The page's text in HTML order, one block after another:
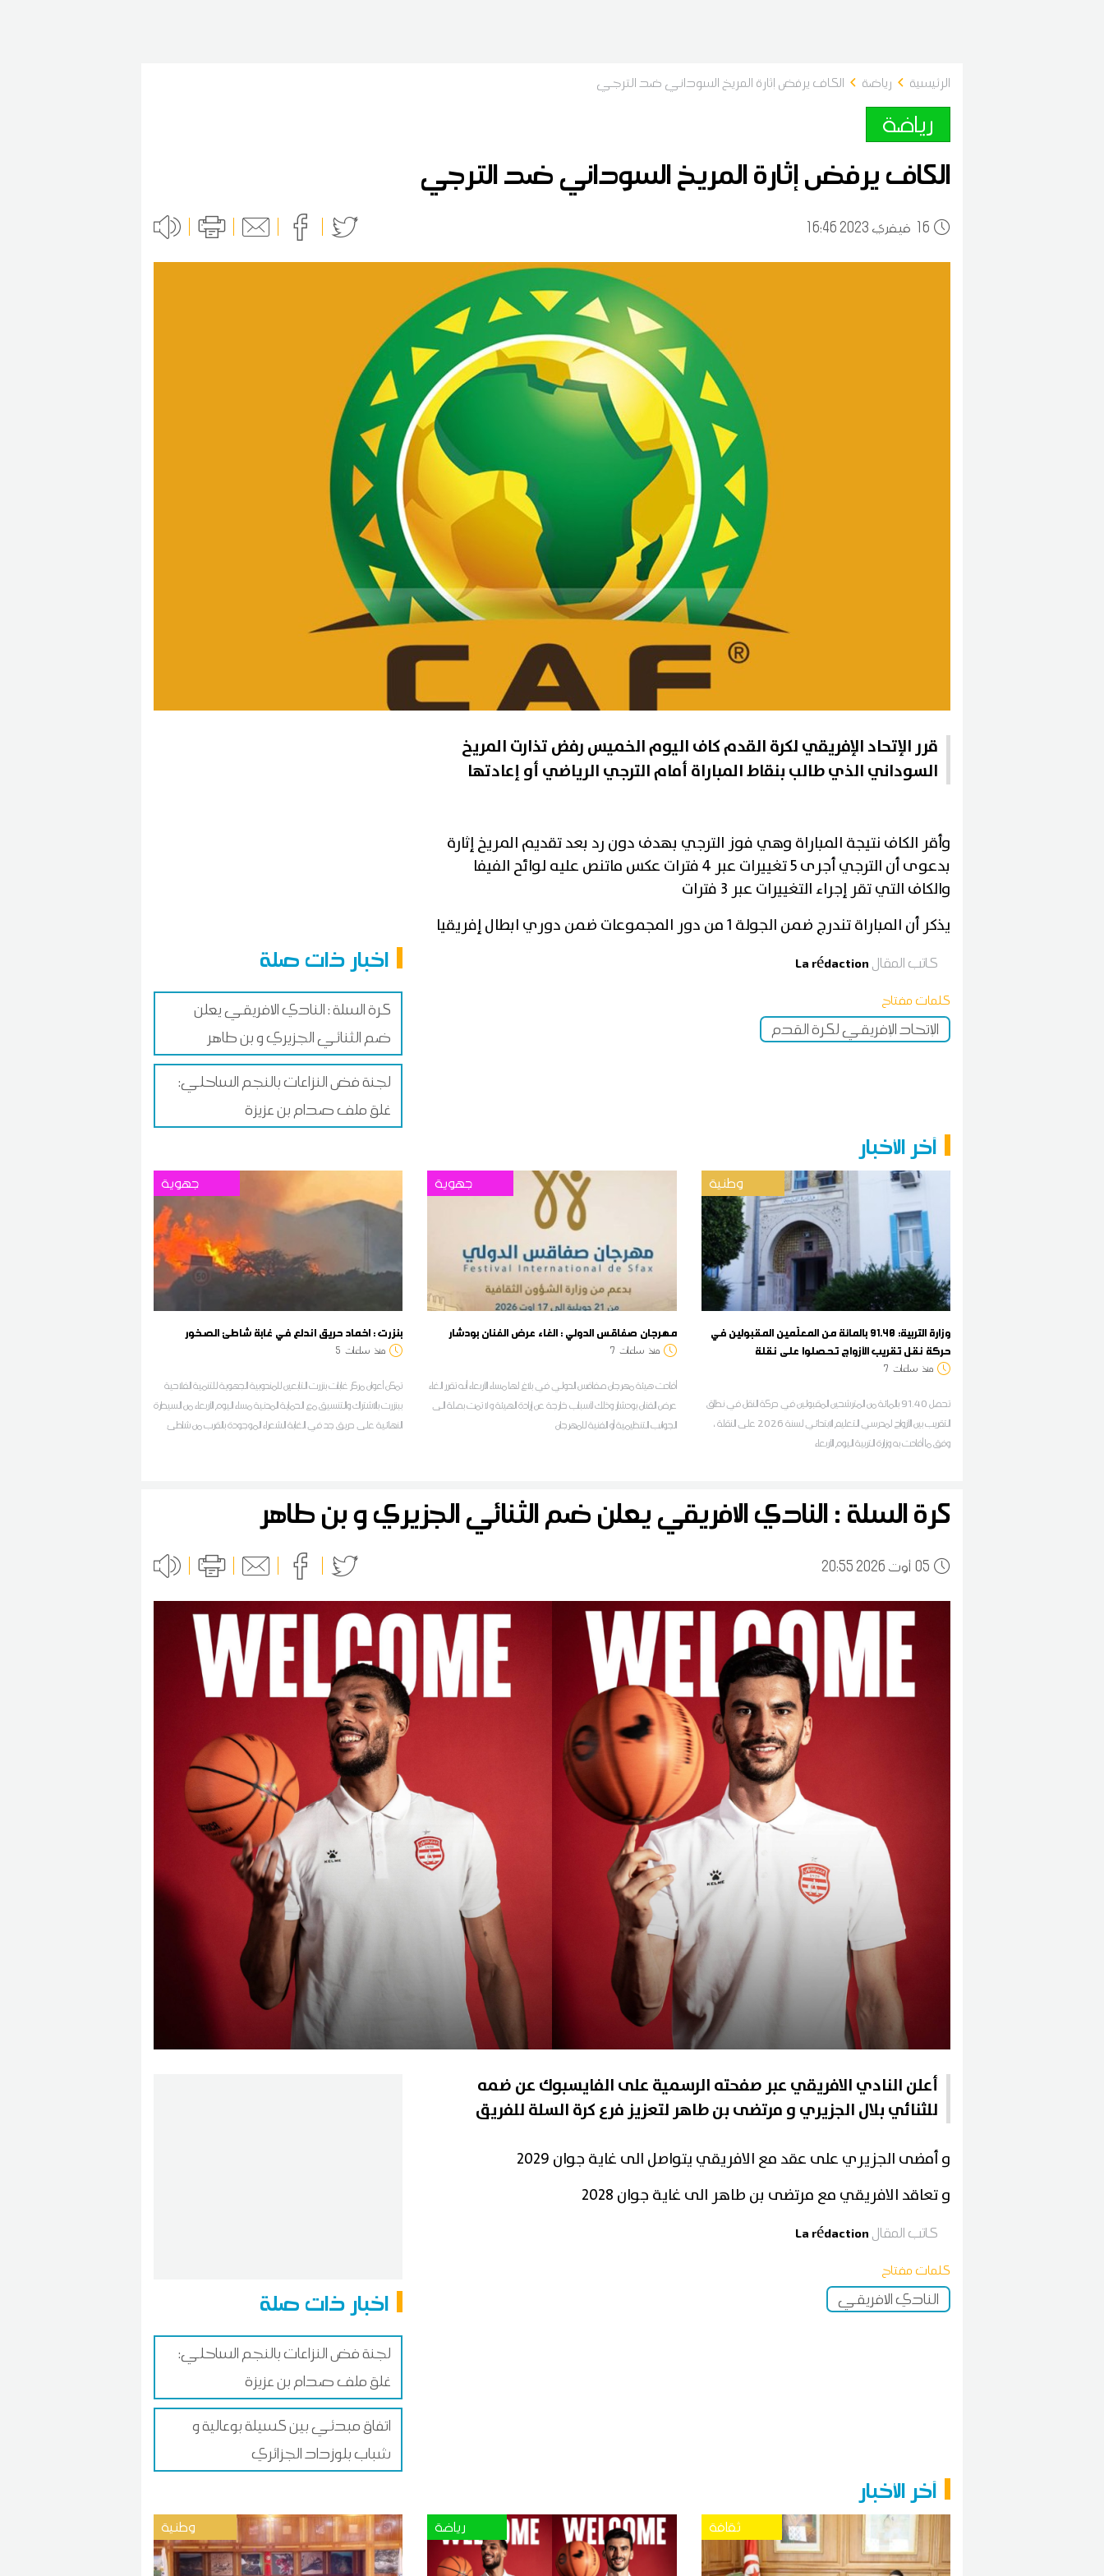
الرئيسية رياضة الكاف يرفض إثارة المريخ السوداني ضد الترجي
رياضة
الكاف يرفض إثارة المريخ السوداني ضد الترجي
16 16:46 2023 فيفري
اخبار ذات صلة
كرة السلة : النادي الافريقي يعلن
ضم الثنائي الجزيري و بن طاهر
لجنة فض النزاعات بالنجم الساحلي:
غلق ملف صدام بن عزيزة
قرر الإتحاد الإفريقي لكرة القدم كاف اليوم الخميس رفض تذارت المريخ
السوداني الذي طالب بنقاط المباراة أمام الترجي الرياضي أو إعادتها
وأقر الكاف نتيجة المباراة وهي فوز الترجي بهدف دون رد بعد تقديم المريخ إثارة
بدعوى أن الترجي أجرى 5 تغييرات عبر 4 فترات عكس ماتنص عليه لوائح الفيفا
والكاف التي تقر إجراء التغييرات عبر 3 فترات
يذكر أن المباراة تندرج ضمن الجولة 1 من دور المجموعات ضمن دوري ابطال إفريقيا
كاتب المقال La rédaction
كلمات مفتاح
الإتحاد الإفريقي لكرة القدم
آخر الأخبار
جهوية
بنزرت : اخماد حريق اندلع في غابة شاطئ الصخور
منذ ساعات 5
تمكن أعوان مركز غابات بنزرت التابعين للمندوبية الجهوية للتنمية الفلاحية
ببنزرت بالاشتراك والتنسيق مع الحماية المدنية مساء اليوم الأربعاء من السيطرة
النهائية على حريق جد في الغابة الشعراء الموجودة بالقرب من شاطئ
جهوية
مهرجان صفاقس الدولي : الغاء عرض الفنان بودشار
منذ ساعات 7
أفادت هيئة مهرجان صفاقس الدولي في بلاغ لها مساء الأربعاء أنه تقرر الغاء
عرض الفنان بودشار وذلك لأسباب خارجة عن إرادة الهيئة و لا تمت بصلة الى
الجوانب التنظيمية أو الفنية للمهرجان
وطنية
وزارة التربية: 91.40 بالمائة من المعلّمين المقبولين في
حركة نقل تقريب الأزواج تحصلوا على نقلة
منذ ساعات 7
تحصل 91.40 بالمائة من المترشحين المقبولين في حركة النقل في نطاق
التقريب بين الأزواج لمدرسي التعليم الابتدائي لسنة 2026 على النقلة ،
وفق ما أفادت به وزارة التربية اليوم الأربعاء
كرة السلة : النادي الافريقي يعلن ضم الثنائي الجزيري و بن طاهر
0520:55 2026 أوت
اخبار ذات صلة
لجنة فض النزاعات بالنجم الساحلي:
غلق ملف صدام بن عزيزة
اتفاق مبدئي بين كسيلة بوعالية و
شباب بلوزداد الجزائري
أعلن النادي الافريقي عبر صفحته الرسمية على الفايسبوك عن ضمه
للثنائي بلال الجزيري و مرتضى بن طاهر لتعزيز فرع كرة السلة للفريق
و أمضى الجزيري على عقد مع الافريقي يتواصل الى غاية جوان 2029
و تعاقد الافريقي مع مرتضى بن طاهر الى غاية جوان 2028
كاتب المقال La rédaction
كلمات مفتاح
النادي الافريقي
آخر الأخبار
وطنية رياضة ثقافة